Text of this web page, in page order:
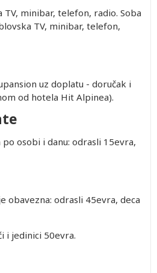
minibar, telefon, radio. Soba
TV, minibar, telefon,
uz doplatu - doručak i
od hotela Hit Alpinea).
osobi i danu: odrasli 15evra,
obavezna: odrasli 45evra, deca
i jedinici 50evra.